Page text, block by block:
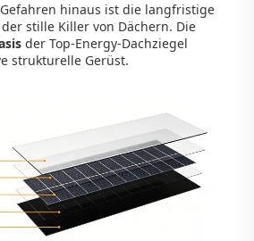
hinaus ist die langfristige
stille Killer von Dächern. Die
der Top-Energy-Dachziegel
strukturelle Gerüst.